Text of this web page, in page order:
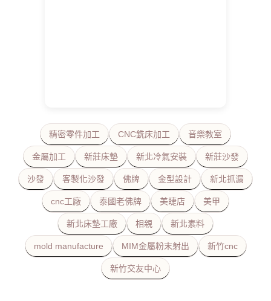
精密零件加工 CNC銑床加工 音樂教室
金屬加工 新莊床墊 新北冷氣安裝 新莊沙發
沙發 客製化沙發 佛牌 金型設計 新北抓漏
cnc工廠 泰國老佛牌 美睫店 美甲
新北床墊工廠 相親 新北素料
mold manufacture MIM金屬粉末射出 新竹cnc
新竹交友中心